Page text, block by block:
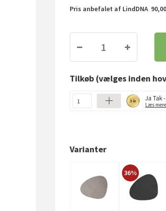
Pris anbefalet af LindDNA
Tilkøb (vælges inden
Ja Tak
Læs mere
Varianter
36%